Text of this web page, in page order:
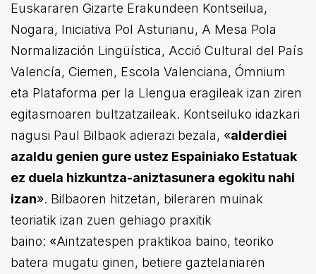
Euskararen Gizarte Erakundeen Kontseilua,
Nogara, Iniciativa Pol Asturianu, A Mesa Pola
Normalización Lingüística, Acció Cultural del País
Valencía, Ciemen, Escola Valenciana, Ómnium
eta Plataforma per la Llengua eragileak izan ziren
egitasmoaren bultzatzaileak. Kontseiluko idazkari
nagusi Paul Bilbaok adierazi bezala, «alderdiei
azaldu genien gure ustez Espainiako Estatuak
ez duela hizkuntza-aniztasunera egokitu nahi
izan». Bilbaoren hitzetan, bileraren muinak
teoriatik izan zuen gehiago praxitik
baino: «Aintzatespen praktikoa baino, teoriko
batera mugatu ginen, betiere gaztelaniaren